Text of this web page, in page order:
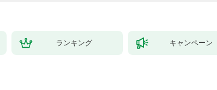
ランキング キャンペーン